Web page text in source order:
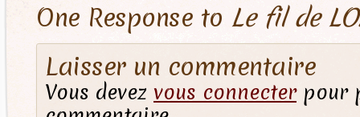
One Response to Le fil de
Laisser un commentaire
Vous devez vous connecterpour